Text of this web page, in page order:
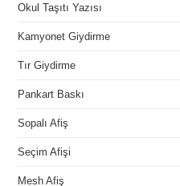
Okul Taşıtı Yazısı
Kamyonet Giydirme
Tır Giydirme
Pankart Baskı
Sopalı Afiş
Seçim Afişi
Mesh Afiş